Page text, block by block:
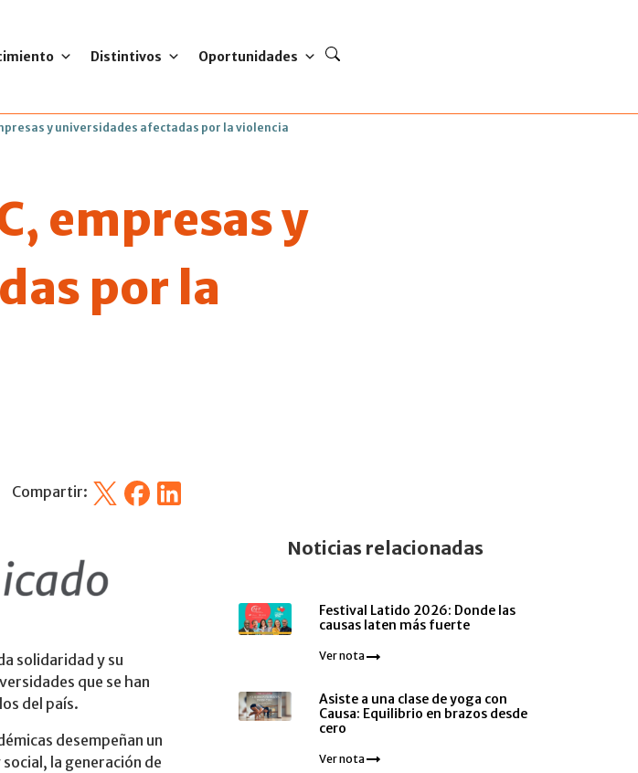
Distintivos Oportunidades
y universidades afectadas por la violencia
empresas y
por la
Compartir: X FacebookLinkedin
solidaridad y su
que se han
del país.
desempeñan un
la generación de
Noticias relacionadas
Festival Latido 2026: Donde las
causas laten más fuerte
Ver nota
Asiste a una clase de yoga con
Causa: Equilibrio en brazos desde
cero
Ver nota